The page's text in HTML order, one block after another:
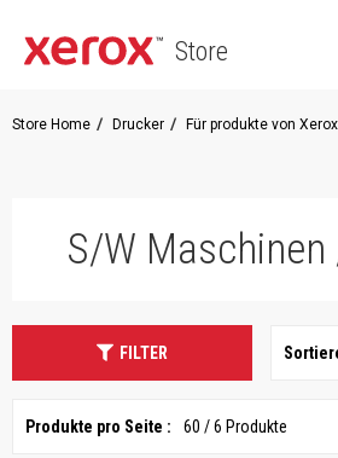
Store
Store Home Drucker Für produkte von Xerox
S/W
FILTER
Produkte pro Seite : 60 / 6 Produkte